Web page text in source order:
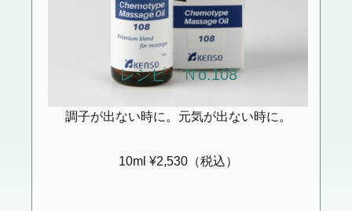
レシピ Ｎo.108
調子が出ない時に。元気が出ない時に。
10ml ¥2,530（税込）